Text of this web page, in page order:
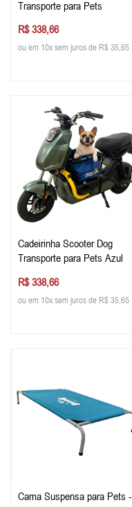
Transporte para Pets
R$ 338,66
ou em 10x sem juros de R$ 35,65
Cadeirinha Scooter Dog
Transporte para Pets Azul
R$ 338,66
ou em 10x sem juros de R$ 35,65
Cama Suspensa para Pets -